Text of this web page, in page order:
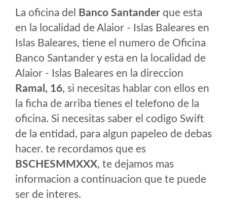
La oficina del Banco Santander que esta
en la localidad de Alaior - Islas Baleares en
Islas Baleares, tiene el numero de Oficina
Banco Santander y esta en la localidad de
Alaior - Islas Baleares en la direccion
Ramal, 16, si necesitas hablar con ellos en
la ficha de arriba tienes el telefono de la
oficina. Si necesitas saber el codigo Swift
de la entidad, para algun papeleo de debas
hacer. te recordamos que es
BSCHESMMXXX, te dejamos mas
informacion a continuacion que te puede
ser de interes.